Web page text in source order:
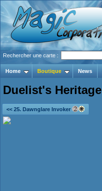
Rechercher une carte :
Home Boutique News
Duelist's Heritage
<< 25. Dawnglare Invoker